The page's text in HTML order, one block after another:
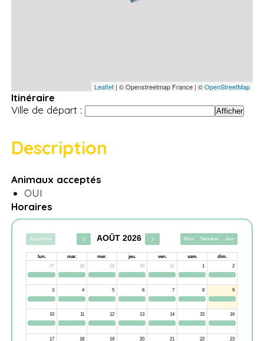
Leaflet| © Openstreetmap France | ©OpenStreetMap
Itinéraire
Ville de départ :
Description
Animaux acceptés
OUI
Horaires